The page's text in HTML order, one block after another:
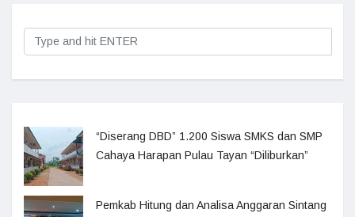
“Diserang DBD” 1.200 Siswa SMKS dan SMP
Cahaya Harapan Pulau Tayan “Diliburkan”
Pemkab Hitung dan Analisa Anggaran Sintang